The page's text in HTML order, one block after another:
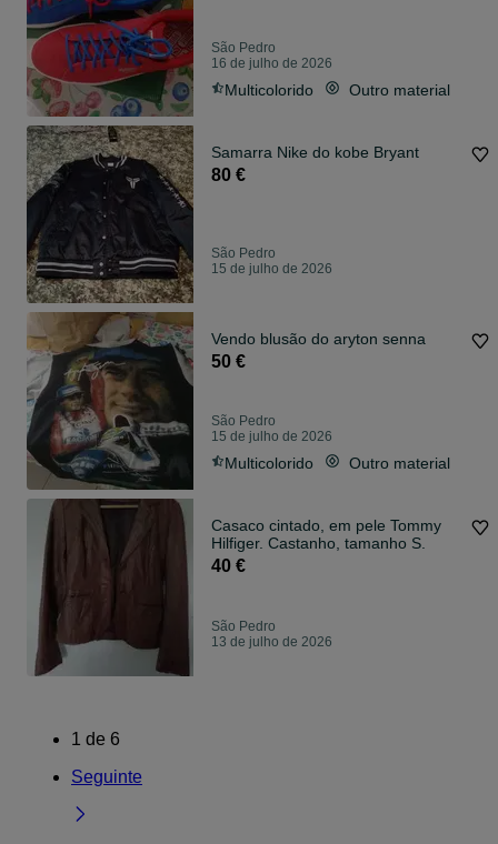
São Pedro
16 de julho de 2026
Multicolorido Outro material
Samarra Nike do kobe Bryant
80 €
São Pedro
15 de julho de 2026
Vendo blusão do aryton senna
50 €
São Pedro
15 de julho de 2026
Multicolorido Outro material
Casaco cintado, em pele Tommy
Hilfiger. Castanho, tamanho S.
40 €
São Pedro
13 de julho de 2026
1 de 6
Seguinte